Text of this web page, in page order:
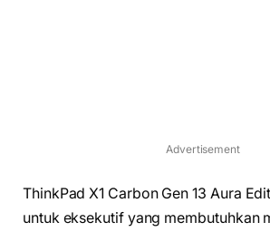
Advertisement
ThinkPad X1 Carbon Gen 13 Aura
untuk eksekutif yang membutuhkan